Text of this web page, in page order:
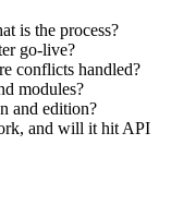
is the process?
go-live?
conflicts handled?
modules?
and edition?
and will it hit API